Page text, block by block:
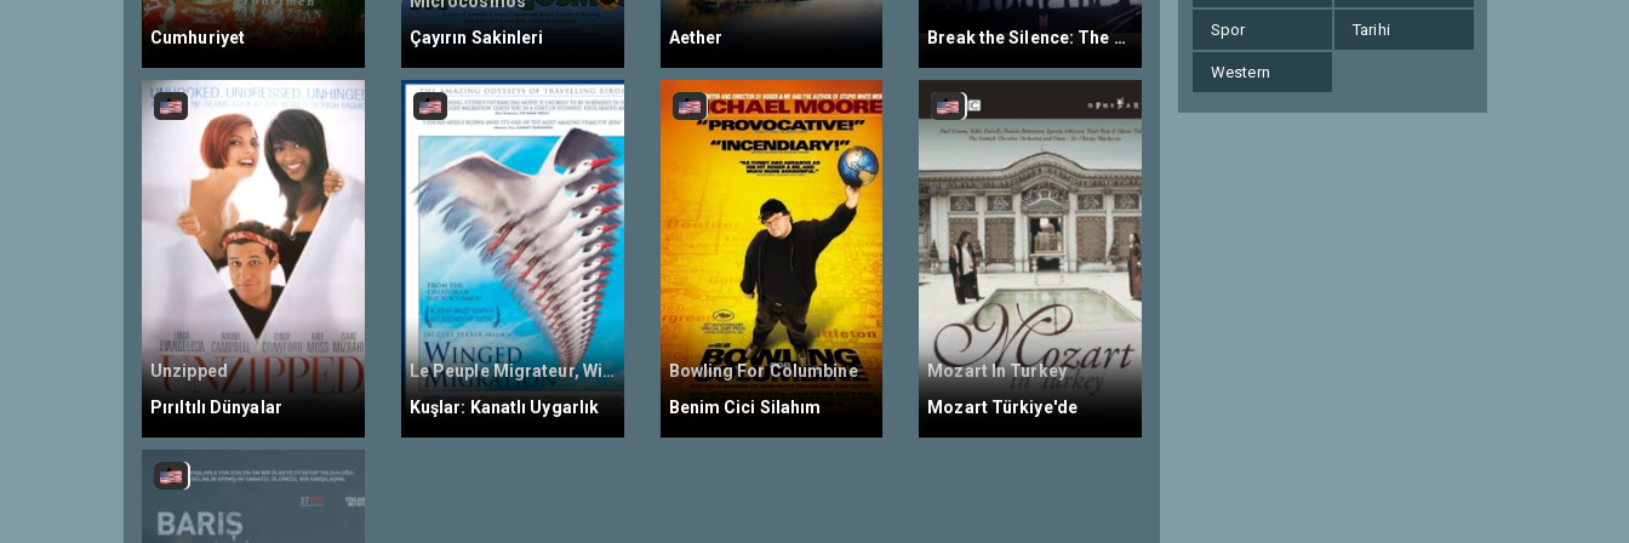
Cumhuriyet
Çayırın Sakinleri
Aether Break the Silence: The Movie
Unzipped
Pırıltılı Dünyalar
Le Peuple Migrateur, Winged Migration
Kuşlar: Kanatlı Uygarlık
Bowling For Columbine
Benim Cici Silahım
Mozart In Turkey
Mozart Türkiye'de
Spor Tarihi
Western